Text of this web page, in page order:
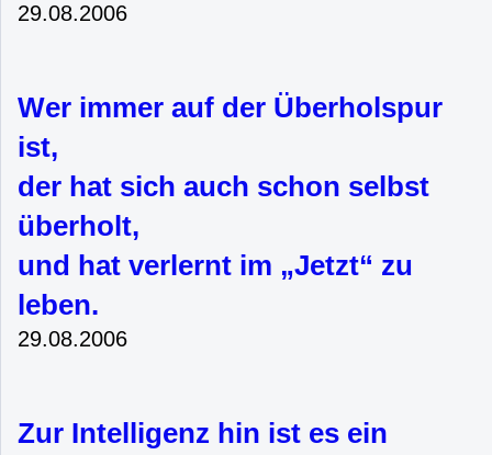
29.08.2006
Wer immer auf der Überholspur
ist,
der hat sich auch schon selbst
überholt,
und hat verlernt im „Jetzt“ zu
leben.
29.08.2006
Zur Intelligenz hin ist es ein